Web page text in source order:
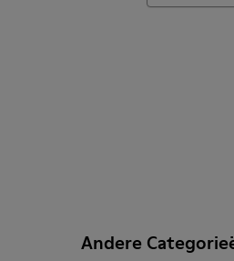
Andere